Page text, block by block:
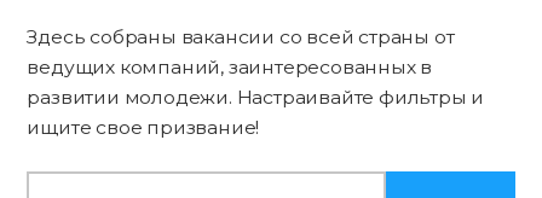
Здесь собраны вакансии со всей страны от
ведущих компаний, заинтересованных в
развитии молодежи. Настраивайте фильтры и
ищите свое призвание!